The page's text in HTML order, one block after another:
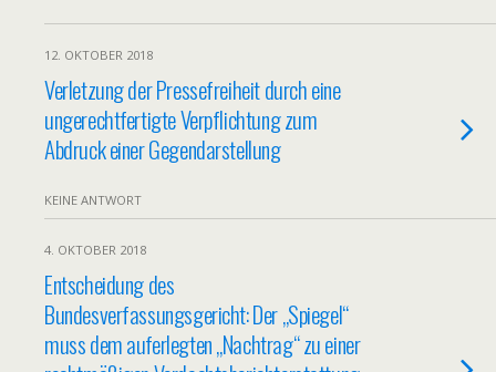
12. OKTOBER 2018
Verletzung der Pressefreiheit durch eine
ungerechtfertigte Verpflichtung zum
Abdruck einer Gegendarstellung
KEINE ANTWORT
4. OKTOBER 2018
Entscheidung des
Bundesverfassungsgericht: Der „Spiegel“
muss dem auferlegten „Nachtrag“ zu einer